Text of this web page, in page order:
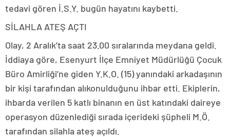
tedavi gören İ.S.Y. bugün hayatını kaybetti.
SİLAHLA ATEŞ AÇTI
Olay, 2 Aralık’ta saat 23.00 sıralarında meydana geldi.
İddiaya göre, Esenyurt İlçe Emniyet Müdürlüğü Çocuk
Büro Amirliği’ne giden Y.K.O. (15) yanındaki arkadaşının
bir kişi tarafından alıkonulduğunu ihbar etti. Ekiplerin,
ihbarda verilen 5 katlı binanın en üst katındaki daireye
operasyon düzenlediği sırada içerideki şüpheli M.Ö.
tarafından silahla ateş açıldı.